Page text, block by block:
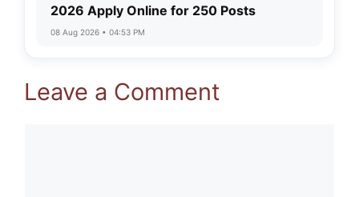
2026 Apply Online for 250 Posts
08 Aug 2026 • 04:53 PM
Leave a Comment